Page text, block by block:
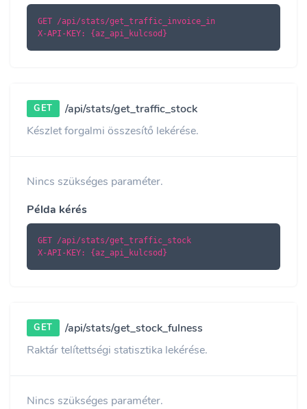
GET /api/stats/get_traffic_invoice_in
X-API-KEY: {az_api_kulcsod}
GET
/api/stats/get_traffic_stock
Készlet forgalmi összesítő lekérése.
Nincs szükséges paraméter.
Példa kérés
GET /api/stats/get_traffic_stock
X-API-KEY: {az_api_kulcsod}
GET
/api/stats/get_stock_fulness
Raktár telítettségi statisztika lekérése.
Nincs szükséges paraméter.